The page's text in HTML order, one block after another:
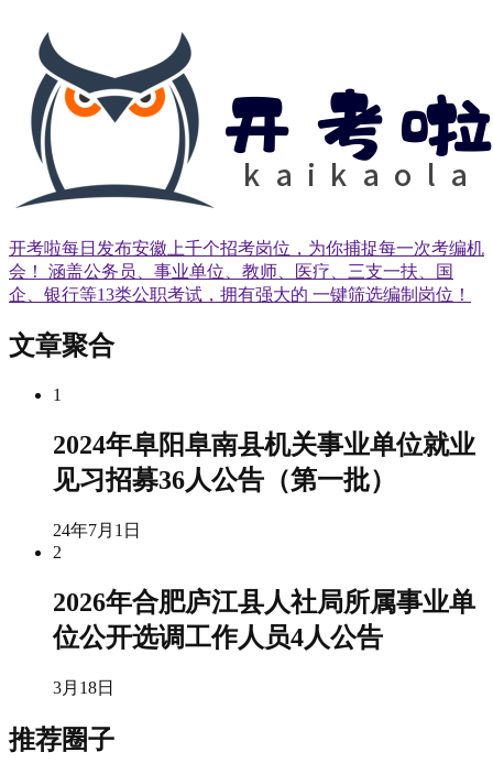
开考啦每日发布安徽上千个招考岗位，为你捕捉每一次考编机
会！ 涵盖公务员、事业单位、教师、医疗、三支一扶、国
企、银行等13类公职考试，拥有强大的 一键筛选编制岗位！
文章聚合
1
2024年阜阳阜南县机关事业单位就业
见习招募36人公告（第一批）
24年7月1日
2
2026年合肥庐江县人社局所属事业单
位公开选调工作人员4人公告
3月18日
推荐圈子